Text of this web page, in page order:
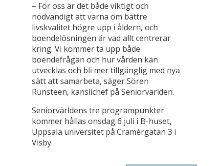
– För oss är det både viktigt och
nödvändigt att värna om bättre
livskvalitet högre upp i åldern, och
boendelösningen är vad allt centrerar
kring. Vi kommer ta upp både
boendefrågan och hur vården kan
utvecklas och bli mer tillgänglig med nya
sätt att samarbeta, säger Sören
Runsteen, kanslichef på Seniorvärlden.
Seniorvärldens tre programpunkter
kommer hållas onsdag 6 juli i B-huset,
Uppsala universitet på Cramérgatan 3 i
Visby